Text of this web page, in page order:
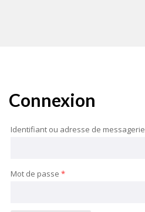
Connexion
Identifiant ou adresse de messagerie
Mot de passe *